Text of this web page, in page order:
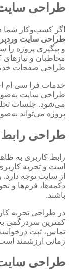
طراحی
اگر کسب‌وکار شما
طراحی سایت
و پیگیری پروژه را
مخاطبان و
طراحی صفحات
خدمات فرا سی ام
طراحی سایت
می‌شود. جلسات
پروژه می‌تواند
طراحی رابط
رابط کاربری به
است و تجربه
از سایت توجه دارد.
دکمه‌ها، فرم‌ها و
باشند.
در طراحی تجربه
کمترین سردرگمی به
تماس، ثبت
زمانی ارزشمند است
طراحی سایت